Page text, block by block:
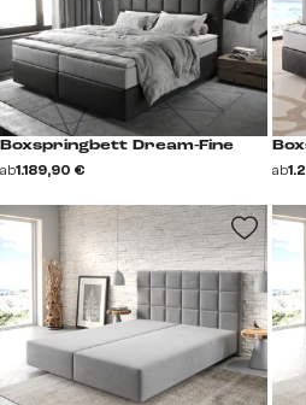
Boxspringbett Dream-Fine
ab1.189,90 € ab